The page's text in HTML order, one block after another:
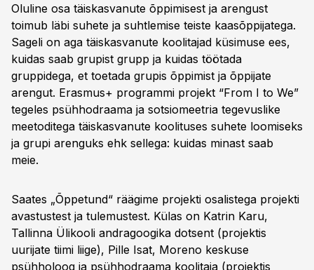
Oluline osa täiskasvanute õppimisest ja arengust
toimub läbi suhete ja suhtlemise teiste kaasõppijatega.
Sageli on aga täiskasvanute koolitajad küsimuse ees,
kuidas saab grupist grupp ja kuidas töötada
gruppidega, et toetada grupis õppimist ja õppijate
arengut. Erasmus+ programmi projekt “From I to We”
tegeles psühhodraama ja sotsiomeetria tegevuslike
meetoditega täiskasvanute koolituses suhete loomiseks
ja grupi arenguks ehk sellega: kuidas minast saab
meie.
Saates „Õppetund“ räägime projekti osalistega projekti
avastustest ja tulemustest. Külas on Katrin Karu,
Tallinna Ülikooli andragoogika dotsent (projektis
uurijate tiimi liige), Pille Isat, Moreno keskuse
psühholoog ja psühhodraama koolitaja (projektis